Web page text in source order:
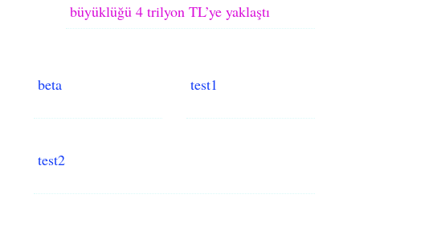
büyüklüğü 4 trilyon TL’ye yaklaştı
beta test1
test2